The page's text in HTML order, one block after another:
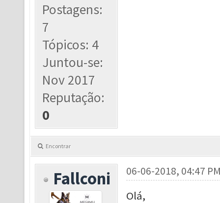
Postagens:
7
Tópicos: 4
Juntou-se:
Nov 2017
Reputação:
0
Encontrar
Fallconi 06-06-2018, 04:47
Olá,